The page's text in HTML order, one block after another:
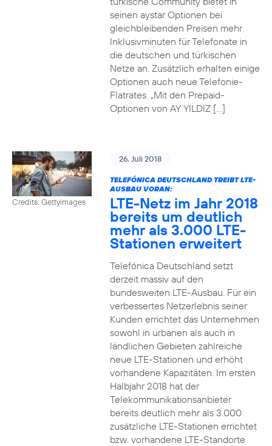
seinen aystar Optionen bei
gleichbleibenden Preisen mehr
Inklusivminuten für Telefonate in
die deutschen und türkischen
Netze an. Zusätzlich erhalten einige
Optionen auch neue Telefonie-
Flatrates. „Mit den Prepaid-
Optionen von AY YILDIZ […]
Credits: Gettyimages
26. Juli 2018
TELEFÓNICA DEUTSCHLAND TREIBT LTE-
AUSBAU VORAN:
LTE-Netz im Jahr 2018
bereits um deutlich
mehr als 3.000 LTE-
Stationen erweitert
Telefónica Deutschland setzt
derzeit massiv auf den
bundesweiten LTE-Ausbau. Für ein
verbessertes Netzerlebnis seiner
Kunden errichtet das Unternehmen
sowohl in urbanen als auch in
ländlichen Gebieten zahlreiche
neue LTE-Stationen und erhöht
vorhandene Kapazitäten. Im ersten
Halbjahr 2018 hat der
Telekommunikationsanbieter
bereits deutlich mehr als 3.000
zusätzliche LTE-Stationen errichtet
bzw. vorhandene LTE-Standorte